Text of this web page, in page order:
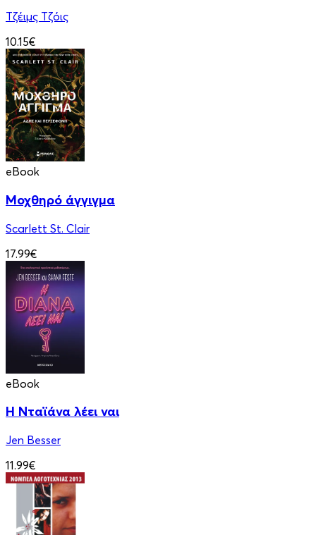
Τζέιμς Τζόις
10.15€
eBook
Μοχθηρό άγγιγμα
Scarlett St. Clair
17.99€
eBook
Η Νταϊάνα λέει ναι
Jen Besser
11.99€